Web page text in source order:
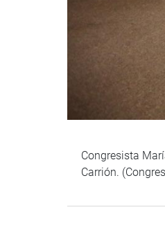
Congresista
Carrión.